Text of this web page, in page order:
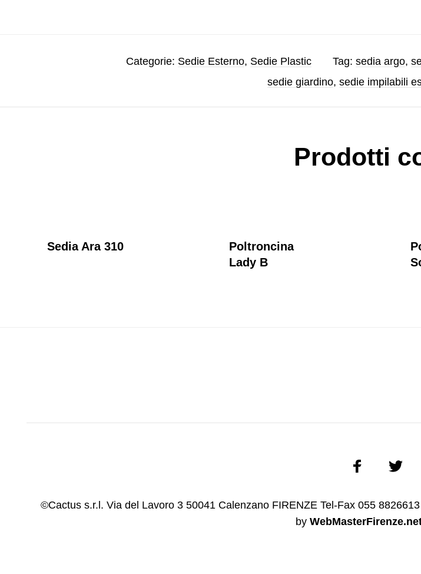
Categorie: Sedie Esterno, Sedie Plastic Tag: sedia argo,
sedie giardino, sedie impilabili
Prodotti
Sedia Ara 310
Poltroncina
Lady B
©Cactus s.r.l. Via del Lavoro 3 50041 Calenzano FIRENZE Tel-Fax 055
by